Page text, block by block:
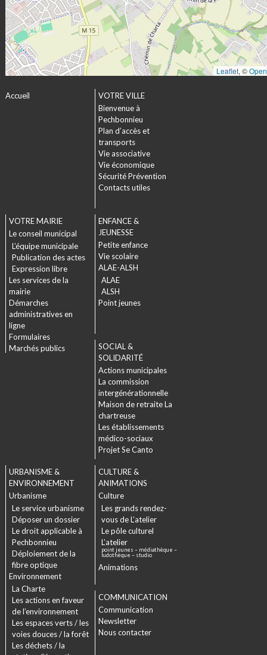
Leaflet, ©
Accueil
VOTRE VILLE
Bienvenue à
Pechbonnieu
Plan d’accès et
transports
Vie associative
Vie économique
Sécurité Prévention
Contacts utiles
VOTRE MAIRIE
Le conseil municipal
L’équipe municipale
Publication des actes
Expression libre
Les services de la
mairie
Démarches
administratives en
ligne
Formulaires
Marchés publics
ENFANCE &
JEUNESSE
Petite enfance
Vie scolaire
ALAE-ALSH
ALAE
ALSH
Point jeunes
SOCIAL &
SOLIDARITÉ
Actions municipales
La commission
intergénérationnelle
Maison de retraite La
chartreuse
Les établissements
médico-sociaux
Projet Se Canto
URBANISME &
ENVIRONNEMENT
Urbanisme
Le service urbanisme
Déposer un dossier
Le droit applicable à
Pechbonnieu
Déploiement de la
fibre optique
Environnement
La Charte
Les actions en faveur
de l’environnement
Les espaces verts / les
voies douces / la forêt
Les déchets / la
CULTURE &
ANIMATIONS
Culture
Les grands rendez-
vous de L’atelier
Le pôle culturel
L’atelier
point jeunes – médiathèque –
ludothèque – studio
Animations
COMMUNICATION
Communication
Newsletter
Nous contacter